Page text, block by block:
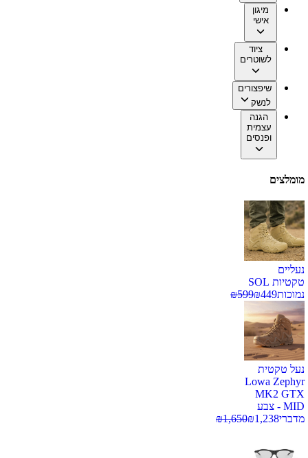
מיגון
אישי
ציוד
לשוטרים
שיפצורים
לנשק
הגנה
עצמית
ופנסים
מומלצים
נעליים
טקטיות SOL
נמוכות
₪449
₪599
נעל טקטית
Lowa Zephyr
MK2 GTX
MID - צבע
מדברי
₪1,238
₪1,650